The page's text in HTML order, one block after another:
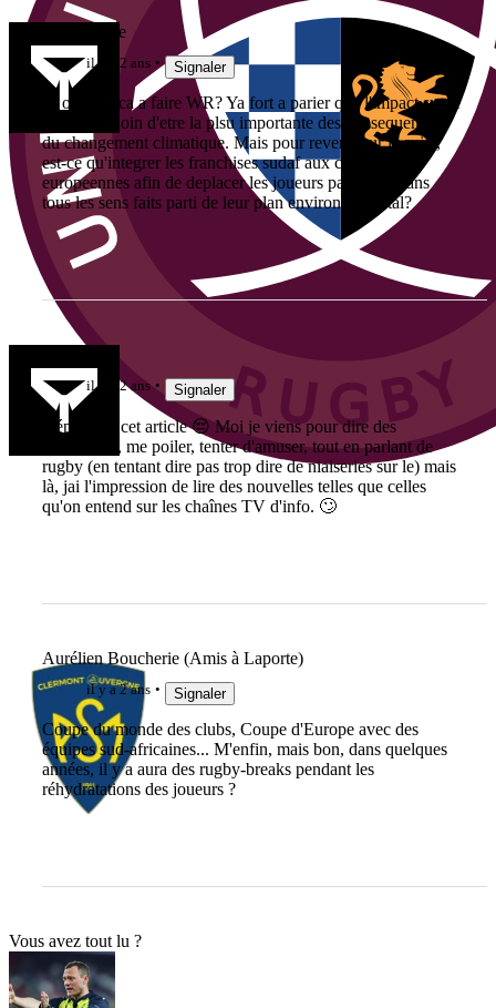
LaGuiguille
il y a 2 ans Signaler
ils ont que ca a faire WR? Ya fort a parier que l'impact sur le
rugby soit loin d'etre la plsu importante des consequences
du changement climatique. Mais pour revenir sur le sujet,
est-ce qu'integrer les franchises sudaf aux compet
europeennes afin de deplacer les joueurs par avion dans
tous les sens faits parti de leur plan environnemental?
il y a 2 ans Signaler
Déprimant cet article 😔 Moi je viens pour dire des
co.nne.ries, me poiler, tenter d'amuser, tout en parlant de
rugby (en tentant dire pas trop dire de niaiseries sur le) mais
là, jai l'impression de lire des nouvelles telles que celles
qu'on entend sur les chaînes TV d'info. 🙄
Aurélien Boucherie (Amis à Laporte)
il y a 2 ans Signaler
Coupe du monde des clubs, Coupe d'Europe avec des
équipes sud-africaines... M'enfin, mais bon, dans quelques
années, il y a aura des rugby-breaks pendant les
réhydratations des joueurs ?
Vous avez tout lu ?